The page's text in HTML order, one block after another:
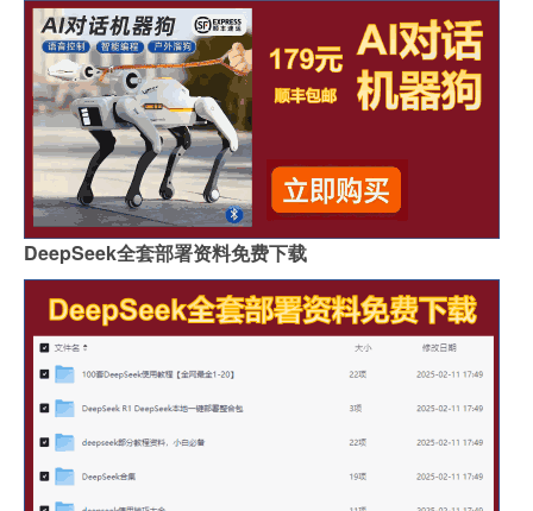
DeepSeek全套部署资料免费下载